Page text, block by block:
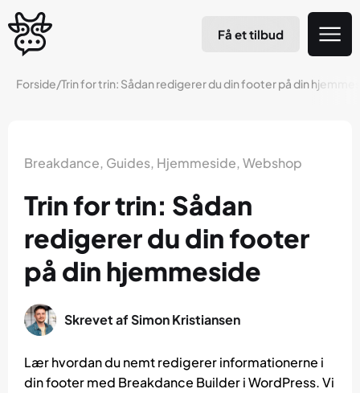
Få et tilbud
Forside/Trin for trin: Sådan redigerer du din footer på din
Breakdance, Guides, Hjemmeside,Webshop
Trin for trin: Sådan
redigerer du din footer
på din hjemmeside
Skrevet afSimon Kristiansen
Lær hvordan du nemt redigerer informationerne i
din footer med Breakdance Builder i WordPress. Vi